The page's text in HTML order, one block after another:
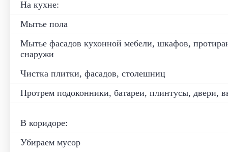
На кухне:
Мытье пола
Мытье фасадов кухонной мебели, шкафов,
снаружи
Чистка плитки, фасадов, столешниц
Протрем подоконники, батареи, плинтусы, двери,
В коридоре:
Убираем мусор